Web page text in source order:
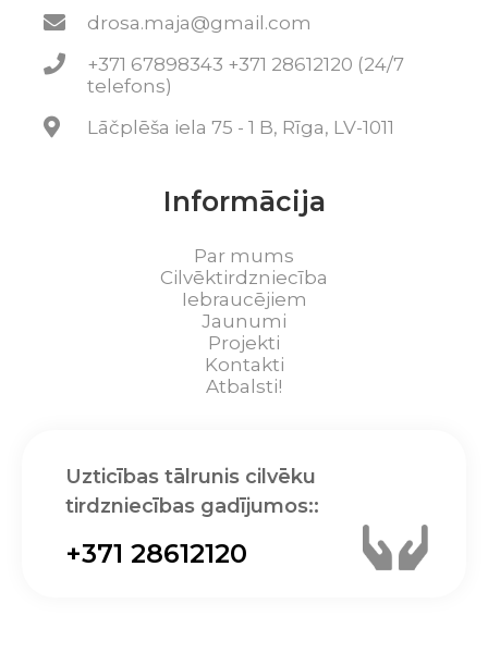
drosa.maja@gmail.com
+371 67898343 +371 28612120 (24/7
telefons)
Lāčplēša iela 75 - 1 B, Rīga, LV-1011
Informācija
Par mums
Cilvēktirdzniecība
Iebraucējiem
Jaunumi
Projekti
Kontakti
Atbalsti!
Uzticības tālrunis cilvēku
tirdzniecības gadījumos::
+371 28612120